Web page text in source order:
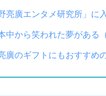
亮廣エンタメ研究所」に
中から笑われた夢がある
廣のギフトにもおすすめ